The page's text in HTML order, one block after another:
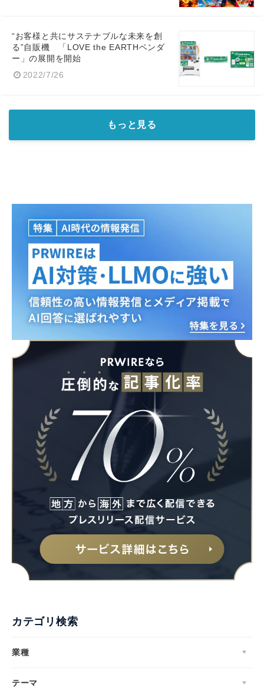
“お客様と共にサステナブルな未来を創
る”自販機 「LOVE the EARTHベンダ
ー」の展開を開始
2022/7/26
もっと見る
カテゴリ検索
業種
テーマ